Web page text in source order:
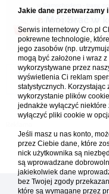
1
wNasze relacje z
podróży
Forum Chorwacja Online -
Usuń ciasteczka• Strefa
Jakie dane przetwarzamy
Serwis internetowy Cro.pl
pokrewne technologie,
jego zasobów (np.
mogą być założone i wraz
wykorzystywane przez
wyświetlenia Ci reklam
statystycznych.
wykorzystanie plików
jednakże wyłączyć
wyłączyć pliki cookie w
Jeśli masz u nas konto,
przez Ciebie dane, które
nick użytkownika są
są wprowadzane
jakiekolwiek dane
bez Twojej zgody
które są wymagane przez